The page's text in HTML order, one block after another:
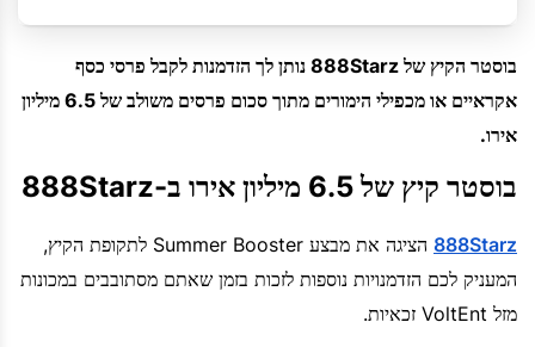
בוסטר הקיץ של 888Starz נותן לך הזדמנות לקבל פרסי כסף
אקראיים או מכפילי הימורים מתוך סכום פרסים משולב של 6.5 מיליון
אירו.
בוסטר קיץ של 6.5 מיליון אירו ב-888Starz
888Starz
הציגה את מבצע Summer Booster לתקופת הקיץ,
המעניק לכם הזדמנויות נוספות לזכות בזמן שאתם מסתובבים במכונות
מזל VoltEnt זכאיות.